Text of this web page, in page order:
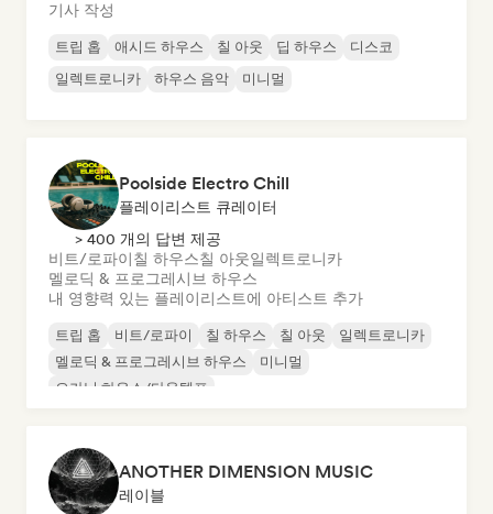
기사 작성
트립 홉 애시드 하우스 칠 아웃 딥 하우스
디스코
일렉트로니카
하우스 음악 미니멀
Poolside Electro Chill
플레이리스트 큐레이터
> 400 개의 답변 제공
비트/로파이칠 하우스칠 아웃일렉트로니카
멜로딕 & 프로그레시브 하우스
내 영향력 있는 플레이리스트에 아티스트 추가
트립 홉 비트/로파이 칠 하우스 칠 아웃
일렉트로니카
멜로딕 & 프로그레시브 하우스
미니멀
오가닉 하우스/다운템포
ANOTHER DIMENSION MUSIC
레이블